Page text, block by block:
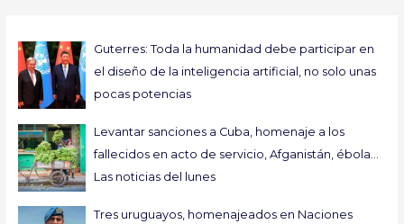
Guterres: Toda la humanidad debe participar en
el diseño de la inteligencia artificial, no solo unas
pocas potencias
Levantar sanciones a Cuba, homenaje a los
fallecidos en acto de servicio, Afganistán, ébola…
Las noticias del lunes
Tres uruguayos, homenajeados en Naciones